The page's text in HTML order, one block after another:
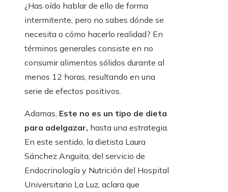
¿Has oído hablar de ello de forma
intermitente, pero no sabes dónde se
necesita o cómo hacerlo realidad? En
términos generales consiste en no
consumir alimentos sólidos durante al
menos 12 horas, resultando en una
serie de efectos positivos.
Adamas, Este no es un tipo de dieta
para adelgazar, hasta una estrategia.
En este sentido, la dietista Laura
Sánchez Anguita, del servicio de
Endocrinología y Nutrición del Hospital
Universitario La Luz, aclara que